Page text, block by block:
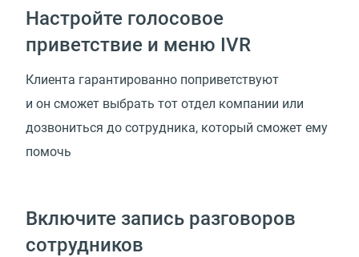
Настройте голосовое
приветствие и меню IVR
Клиента гарантированно поприветствуют
и он сможет выбрать тот отдел компании или
дозвониться до сотрудника, который сможет ему
помочь
Включите запись разговоров
сотрудников